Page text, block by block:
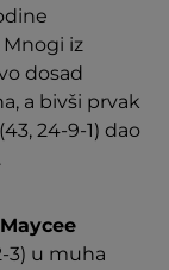
iz
dosad
a bivši prvak
(43, 24-9-1) dao
Maycee
3) u muha